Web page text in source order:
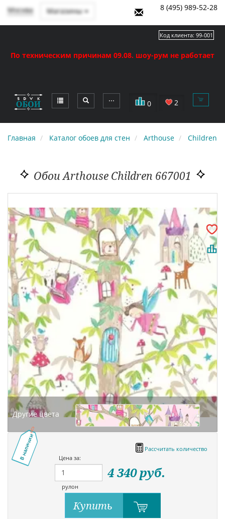
Москва Магазины 8 (495) 989-52-28
По техническим причинам 09.08. шоу-рум не работает
⋯ 0 2
Код клиента: 99-001
Главная Каталог обоев для стен Arthouse Children
Обои Arthouse Children 667001
Другие цвета
В наличии
Рассчитать количество
Цена за:
рулон
4 340руб.
Купить